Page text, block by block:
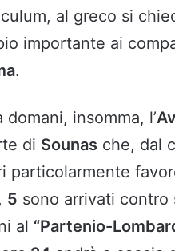
al greco si
importante ai
.
domani, insomma, l’
di Sounas che, dal
particolarmente
5 sono arrivati contro
al “Partenio-